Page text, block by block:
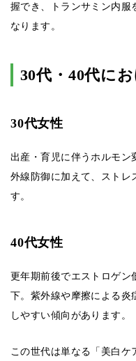
握でき、トランサミン内服
なります。
30代・40代に
30代女性
出産・育児に伴うホルモン
外線防御に加えて、ストレ
す。
40代女性
更年期前後でエストロゲン
下。紫外線や摩擦による炎
しやすい傾向があります。
この世代は単なる「美白ケ